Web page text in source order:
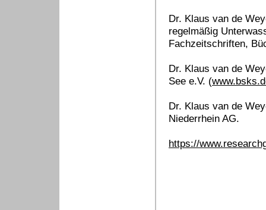
Dr. Klaus van de
regelmäßig
Fachzeitschriften,
Dr. Klaus van de
See e.V. (
Dr. Klaus van de
Niederrhein AG.
https://